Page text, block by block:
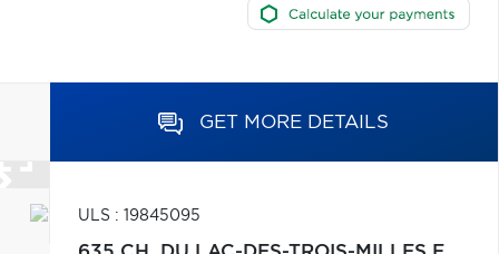
GET MORE DETAILS
ULS : 19845095